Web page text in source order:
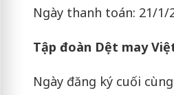
Ngày thanh toán: 21/1/
Tập đoàn Dệt may
Ngày đăng ký cuối